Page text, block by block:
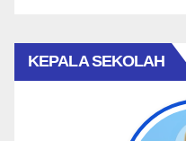
KEPALA SEKOLAH